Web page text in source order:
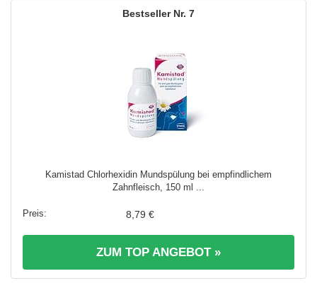
7
Kamistad Chlorhexidin Mundspülung bei empfindlichem
Zahnfleisch, 150 ml ...
8,79 €
ZUM TOP ANGEBOT »